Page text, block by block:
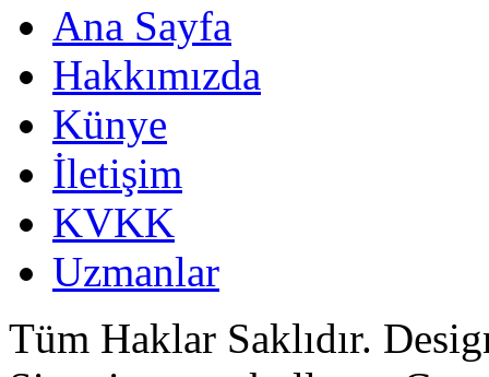
Ana Sayfa
Hakkımızda
Künye
İletişim
KVKK
Uzmanlar
Tüm Haklar Saklıdır.